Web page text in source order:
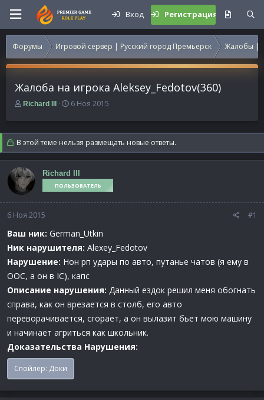
Вход Регистрация
Форумы Игровой сервер | Русский город Премьерск Жалобы |
Жалоба на игрока Aleksey_Fedotov(360)
А
т
о
р
т
е
м
ы
Richard III
Д
т
а
н
а
а
л
6 Ноя 2015
В этой теме нельзя размещать новые ответы.
Richard III
ПОЛЬЗОВАТЕЛЬ
6 Ноя 2015 #1
Ваш ник: German_Utkin
Ник нарушителя: Alexey_Fedotov
Нарушение: Нон рп удары по авто, путанье чатов (я ему в
OOC, а он в IC), капс
Описание нарушения: Данный ездок решил меня обогнать
справа, как он врезается в столб, его авто
переворачивается, сгорает, а он вылазит бьет мою машину
и начинает агриться как школьник.
Доказательства Нарушения:
Спойлер: Доки